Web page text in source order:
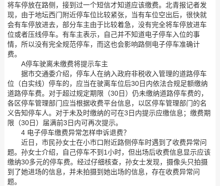
将车停放在路侧，接到过一个短信才知道应该缴费。北青报记者发
现，由于地坛西门附近停车位比较紧张，当有车位空出后，很快就
会有车停放进去，部分车主由于比较着急，没有完全将车停放进车
位或者压线停车。有车主表示，自己并不知道电子停车入位的事
情，所以没有完全规范停车，而这也会影响路侧电子停车准确计
费。
A停车驶离未缴费将提示车主
据市交通委介绍，停车人在纳入政府非税收入管理的道路停车
位（白实线）停车的，应当在驶离车位后30日内依法合规足额缴纳
道路停车费。对于超过规定期限（30日）仍未缴纳道路停车费的，
各区停车管理部门应当根据收费平台信息，以区停车管理部门的名
义告知停车人。对于未及时缴纳的可在3日内提示应缴信息；缴费期
限（30日）届满前3日内可再次提示。
4 电子停车缴费异常怎样申诉退费？
近日，市民孙女士在小市口附近路侧停车时遇到了收费异常问
题。孙女士介绍，自己停车不到1小时，但出场后收费信息显示应该
缴纳30多元的停车费。经过仔细核查，孙女士发现，摄像头只拍摄
到了她进场的信息，并未拍摄到她出场的信息，存在收费异常问
题。